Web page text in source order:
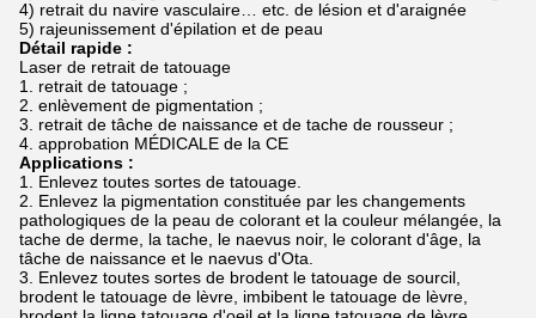
4) retrait du navire vasculaire… etc. de lésion et d'araignée
5) rajeunissement d'épilation et de peau
Détail rapide :
Laser de retrait de tatouage
1. retrait de tatouage ;
2. enlèvement de pigmentation ;
3. retrait de tâche de naissance et de tache de rousseur ;
4. approbation MÉDICALE de la CE
Applications :
1. Enlevez toutes sortes de tatouage.
2. Enlevez la pigmentation constituée par les changements
pathologiques de la peau de colorant et la couleur mélangée, la
tache de derme, la tache, le naevus noir, le colorant d'âge, la
tâche de naissance et le naevus d'Ota.
3. Enlevez toutes sortes de brodent le tatouage de sourcil,
brodent le tatouage de lèvre, imbibent le tatouage de lèvre,